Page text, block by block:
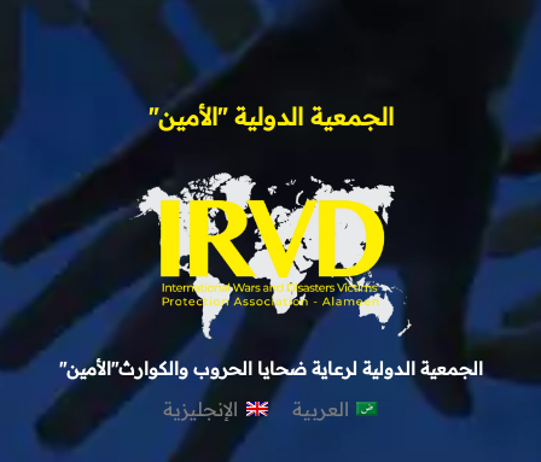
الجمعية الدولية "الأمين"
الجمعية الدولية لرعاية ضحايا الحروب والكوارث"الأمين"
العربية الإنجليزية